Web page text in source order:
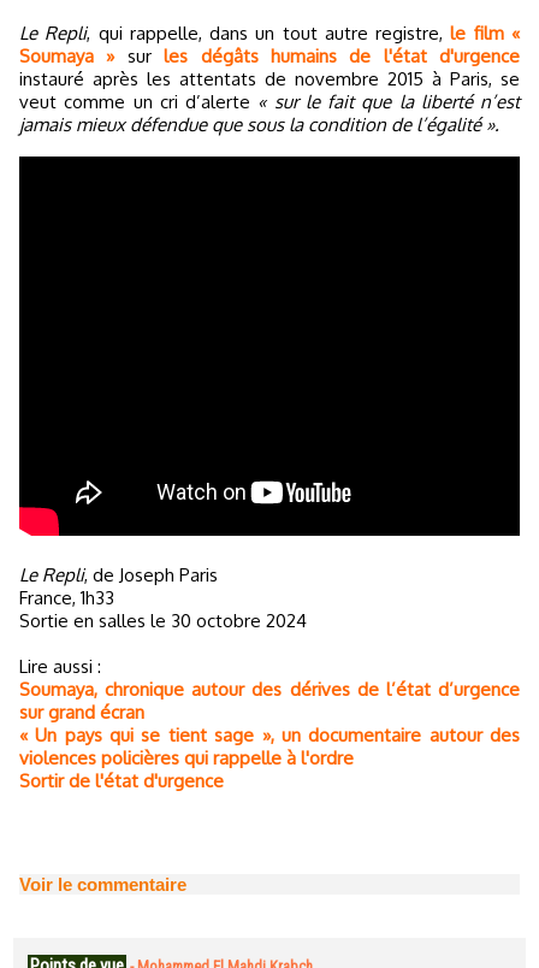
Le Repli, qui rappelle, dans un tout autre registre,le film «
Soumaya »surles dégâts humains de l'état d'urgence
instauré après les attentats de novembre 2015 à Paris, se
veut comme un cri d’alerte « sur le fait que la liberté n’est
jamais mieux défendue que sous la condition de l’égalité ».
Le Repli, de Joseph Paris
France, 1h33
Sortie en salles le 30 octobre 2024
Lire aussi :
Soumaya, chronique autour des dérives de l’état d’urgence
sur grand écran
« Un pays qui se tient sage », un documentaire autour des
violences policières qui rappelle à l'ordre
Sortir de l'état d'urgence
Voir le commentaire